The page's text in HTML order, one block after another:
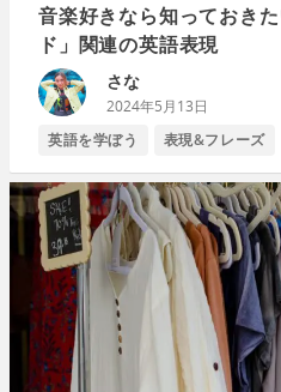
音楽好きなら知っておき
ド」関連の英語表現
さな
2024年5月13日
英語を学ぼう
表現&フレーズ